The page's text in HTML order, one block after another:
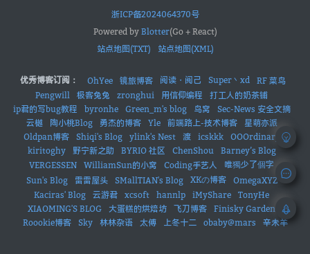
浙ICP备2024064370号
Powered by Blotter(Go + React)
站点地图(TXT)
站点地图(XML)
优秀博客订阅： OhYee 镜旅博客 阅读・阅己 Super丶xd
RF 菜鸟
Pengwill
极客兔兔 zronghui 用信仰编程
打工人的奶茶铺
ip君的写bug教程
byronhe Green_m's blog 鸟窝
Sec-News 安全文摘
云樾
陶小桃Blog 勇杰的博客 Yle 前端路上-技术博客
星萌亦派
Oldpan博客
Shiqi's Blog ylink's Nest 渡 icskkk
OOOrdinary
kiritoghy
野宁新之助 BYRIO 社区 ChenShou
Barney’s Blog
VERGESSEN
WilliamSun的小窝 Coding手艺人
唯獨少了個字
Sun's Blog
雷雷屋头 SMallTIAN's Blog XKの博客
OmegaXYZ
Kaciras' Blog
云游君 xcsoft hannlp iMyShare
TonyHe
XIAOMING'S BLOG
大蛋糕的烘焙坊 飞刀博客
Finisky Garden
Roookie博客
Sky 林林杂语 太傅 上冬十二 obaby@mars 辛未羊